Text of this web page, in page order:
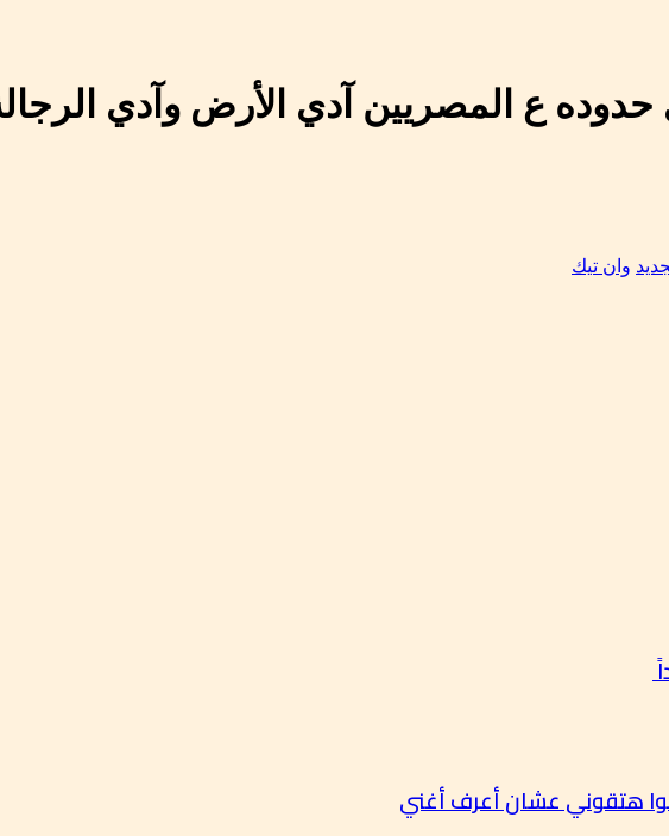
حدوده ع المصريين آدي الأرض وآدي
وان تيك
هتقوني عشان أعرف أغني